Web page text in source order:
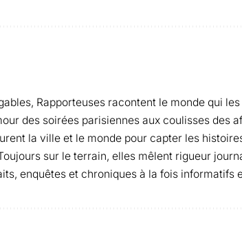
Rapporteuses racontent le monde qui
des soirées parisiennes aux coulisses des
la ville et le monde pour capter les
sur le terrain, elles mêlent rigueur
enquêtes et chroniques à la fois informatifs